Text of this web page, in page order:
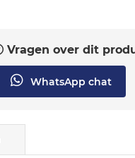
Vragen over dit
WhatsApp chat